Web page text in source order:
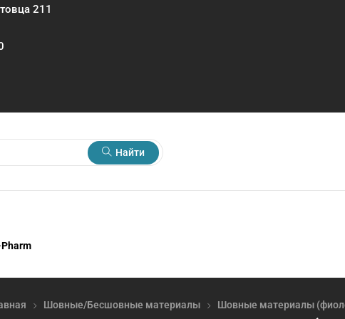
211
Найти
Шовные/Бесшовные материалы Шовные материалы